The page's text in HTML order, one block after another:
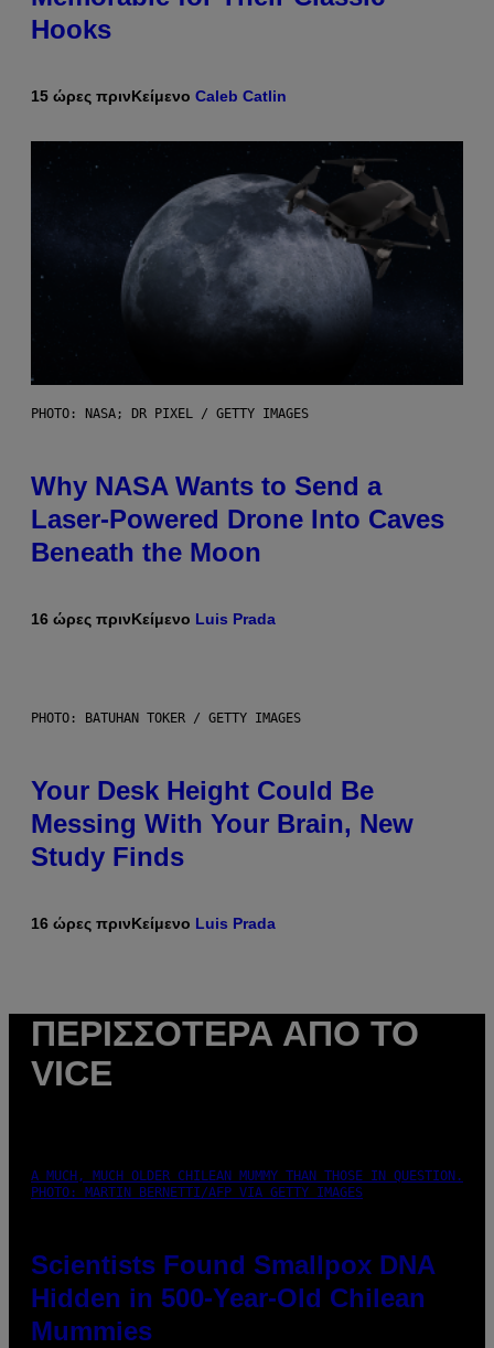
Hooks
15 ώρες πρινΚείμενο Caleb Catlin
PHOTO: NASA; DR PIXEL / GETTY IMAGES
Why NASA Wants to Send a
Laser-Powered Drone Into Caves
Beneath the Moon
16 ώρες πρινΚείμενο Luis Prada
PHOTO: BATUHAN TOKER / GETTY IMAGES
Your Desk Height Could Be
Messing With Your Brain, New
Study Finds
16 ώρες πρινΚείμενο Luis Prada
ΠΕΡΙΣΣΌΤΕΡΑ ΑΠΌ ΤΟ
VICE
A MUCH, MUCH OLDER CHILEAN MUMMY THAN THOSE IN QUESTION.
PHOTO: MARTIN BERNETTI/AFP VIA GETTY IMAGES
Scientists Found Smallpox DNA
Hidden in 500-Year-Old Chilean
Mummies